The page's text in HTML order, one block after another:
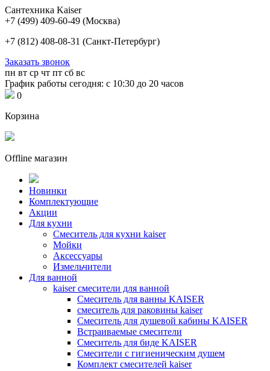
Сантехника Kaiser
+7 (499) 409-60-49 (Москва)
+7 (812) 408-08-31 (Санкт-Петербург)
Заказать звонок
пн вт ср чт пт сб вс
График работы сегодня: с 10:30 до 20 часов
0
Корзина
Offline магазин
Новинки
Комплектующие
Акции
Для кухни
Cмеситель для кухни kaiser
Мойки
Аксессуары
Измельчители
Для ванной
kaiser смесители для ванной
Смеситель для ванны KAISER
смеситель для раковины kaiser
Смеситель для душевой кабины KAISER
Встраиваемые смесители
Смеситель для биде KAISER
Смесители с гигиеническим душем
Комплект смесителей kaiser